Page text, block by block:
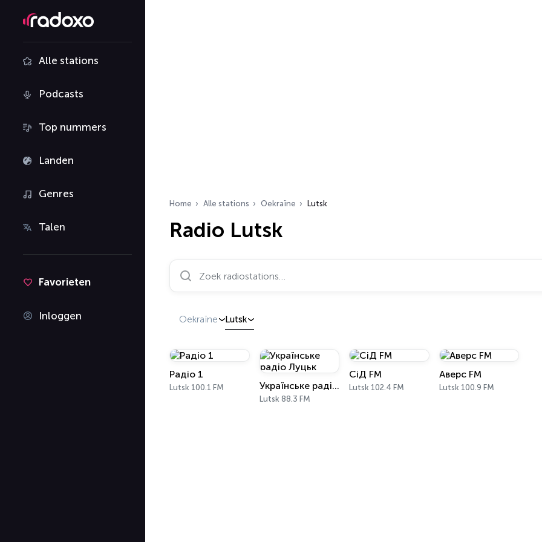
Alle stations
Podcasts
Top nummers
Landen
Genres
Talen
Favorieten
Inloggen
Home Alle stations Oekraïne Lutsk
Radio Lutsk
Zoek radiostations…
Oekraïne Lutsk
Радіо 1
Lutsk 100.1 FM Українське радіо Луцьк
Lutsk 88.3 FM
СіД FM
Lutsk 102.4 FM
Аверс FM
Lutsk 100.9 FM